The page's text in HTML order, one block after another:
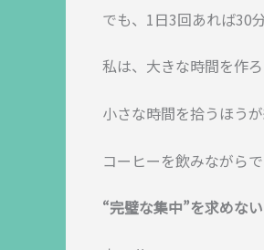
でも、1日3回あれば30分
私は、大きな時間を作ろ
小さな時間を拾うほうが
コーヒーを飲みながらで
“完璧な集中”を求めな